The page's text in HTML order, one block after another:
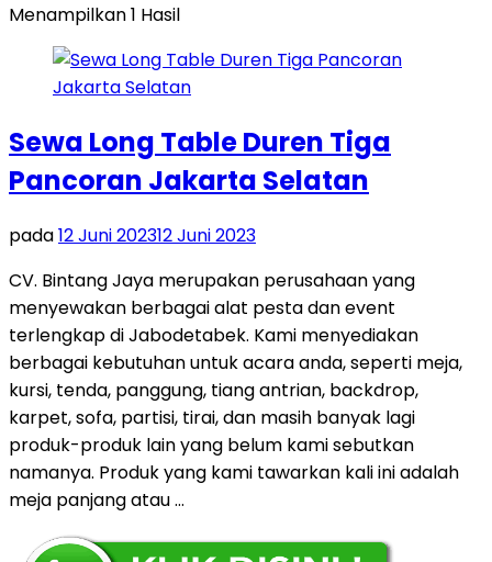
Menampilkan 1 Hasil
Sewa Long Table Duren Tiga
Pancoran Jakarta Selatan
pada12 Juni 202312 Juni 2023
CV. Bintang Jaya merupakan perusahaan yang
menyewakan berbagai alat pesta dan event
terlengkap di Jabodetabek. Kami menyediakan
berbagai kebutuhan untuk acara anda, seperti meja,
kursi, tenda, panggung, tiang antrian, backdrop,
karpet, sofa, partisi, tirai, dan masih banyak lagi
produk-produk lain yang belum kami sebutkan
namanya. Produk yang kami tawarkan kali ini adalah
meja panjang atau …